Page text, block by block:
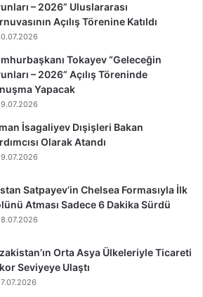
– 2026” Uluslararası
Açılış Törenine Katıldı
Tokayev “Geleceğin
– 2026” Açılış Töreninde
Yapacak
İsagaliyev Dışişleri Bakan
Olarak Atandı
Satpayev’in Chelsea Formasıyla İlk
Atması Sadece 6 Dakika Sürdü
Orta Asya Ülkeleriyle Ticareti
Seviyeye Ulaştı